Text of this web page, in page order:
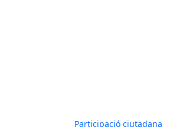
Participació ciutadana